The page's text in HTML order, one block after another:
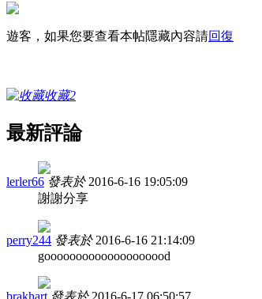
遊客，如果您要查看本帖隱藏內容請回復
收藏2
最新評論
lerler66 發表於 2016-6-16 19:05:09
謝謝分享
perry244 發表於 2016-6-16 21:14:09
goooooooooooooooooood
brakhart 發表於 2016-6-17 06:50:57